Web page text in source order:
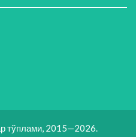
тўплами, 2015—2026.